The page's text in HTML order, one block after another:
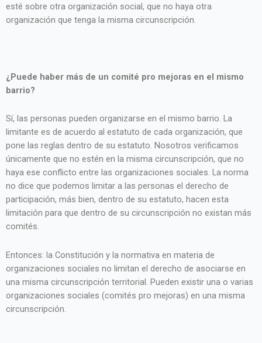
esté sobre otra organización social, que no haya otra
organización que tenga la misma circunscripción.
¿Puede haber más de un comité pro mejoras en el mismo
barrio?
Sí, las personas pueden organizarse en el mismo barrio. La
limitante es de acuerdo al estatuto de cada organización, que
pone las reglas dentro de su estatuto. Nosotros verificamos
únicamente que no estén en la misma circunscripción, que no
haya ese conflicto entre las organizaciones sociales. La norma
no dice que podemos limitar a las personas el derecho de
participación, más bien, dentro de su estatuto, hacen esta
limitación para que dentro de su circunscripción no existan más
comités.
Entonces: la Constitución y la normativa en materia de
organizaciones sociales no limitan el derecho de asociarse en
una misma circunscripción territorial. Pueden existir una o varias
organizaciones sociales (comités pro mejoras) en una misma
circunscripción.